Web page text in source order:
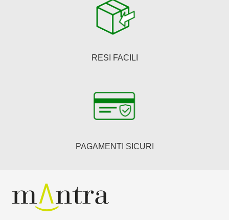
RESI FACILI
PAGAMENTI SICURI